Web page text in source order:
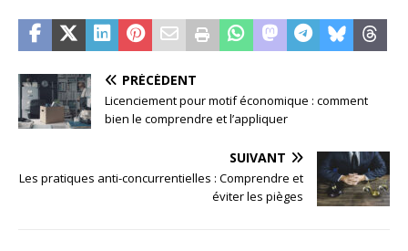
PRÉCÉDENT
Licenciement pour motif économique : comment
bien le comprendre et l’appliquer
SUIVANT
Les pratiques anti-concurrentielles : Comprendre et
éviter les pièges